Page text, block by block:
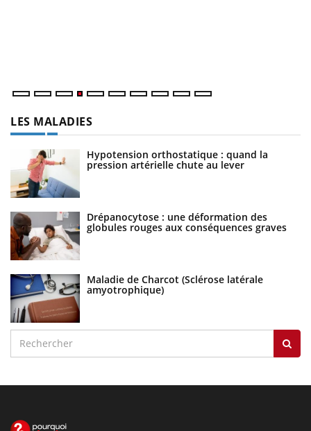
LES MALADIES
Hypotension orthostatique : quand la
pression artérielle chute au lever
Drépanocytose : une déformation des
globules rouges aux conséquences graves
Maladie de Charcot (Sclérose latérale
amyotrophique)